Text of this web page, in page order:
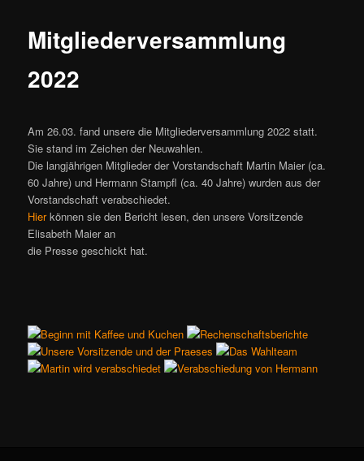
Mitgliederversammlung
2022
Am 26.03. fand unsere die Mitgliederversammlung 2022 statt.
Sie stand im Zeichen der Neuwahlen.
Die langjährigen Mitglieder der Vorstandschaft Martin Maier (ca.
60 Jahre) und Hermann Stampfl (ca. 40 Jahre) wurden aus der
Vorstandschaft verabschiedet.
Hierkönnen sie den Bericht lesen, den unsere Vorsitzende
Elisabeth Maier an
die Presse geschickt hat.